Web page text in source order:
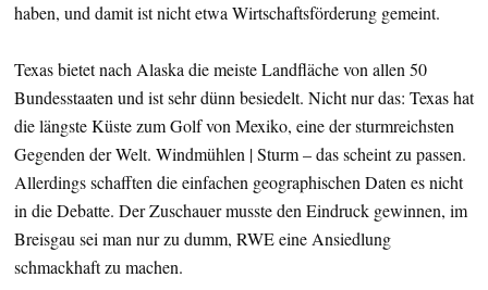
haben, und damit ist nicht etwa Wirtschaftsförderung gemeint.
Texas bietet nach Alaska die meiste Landfläche von allen 50
Bundesstaaten und ist sehr dünn besiedelt. Nicht nur das: Texas hat
die längste Küste zum Golf von Mexiko, eine der sturmreichsten
Gegenden der Welt. Windmühlen | Sturm – das scheint zu passen.
Allerdings schafften die einfachen geographischen Daten es nicht
in die Debatte. Der Zuschauer musste den Eindruck gewinnen, im
Breisgau sei man nur zu dumm, RWE eine Ansiedlung
schmackhaft zu machen.